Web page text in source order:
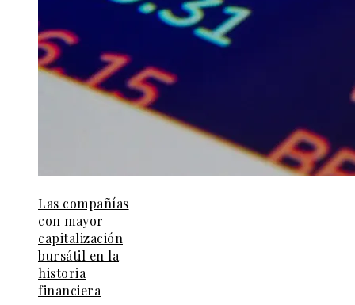
Las compañías
con mayor
capitalización
bursátil en la
historia
financiera